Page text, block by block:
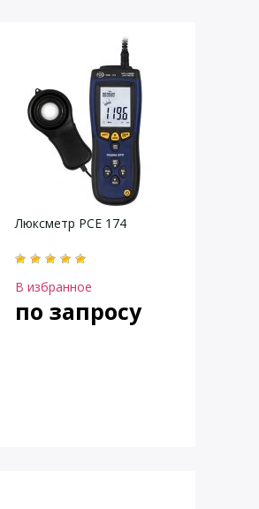
Люксметр PCE 174
В избранное
по запросу